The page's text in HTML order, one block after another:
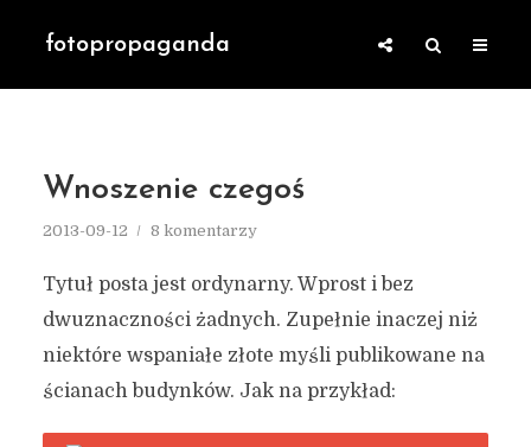
fotopropaganda
Wnoszenie czegoś
2013-09-12 8 komentarzy
Tytuł posta jest ordynarny. Wprost i bez
dwuznaczności żadnych. Zupełnie inaczej niż
niektóre wspaniałe złote myśli publikowane na
ścianach budynków. Jak na przykład: